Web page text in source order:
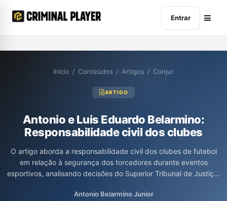
Entrar
Início / Conteúdos / Artigos / Conjur
ARTIGO
Antonio e Luis Eduardo Belarmino:
Responsabilidade civil dos clubes
O artigo aborda a responsabilidade civil dos clubes de futebol
em relação à segurança dos torcedores durante eventos
esportivos, analisando decisões do Superior Tribunal de Justiça,
Futebol por falhas de segurança que resultaram em lesões a
Antonio Belarmino Junior